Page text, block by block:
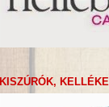
KISZÚRÓK,